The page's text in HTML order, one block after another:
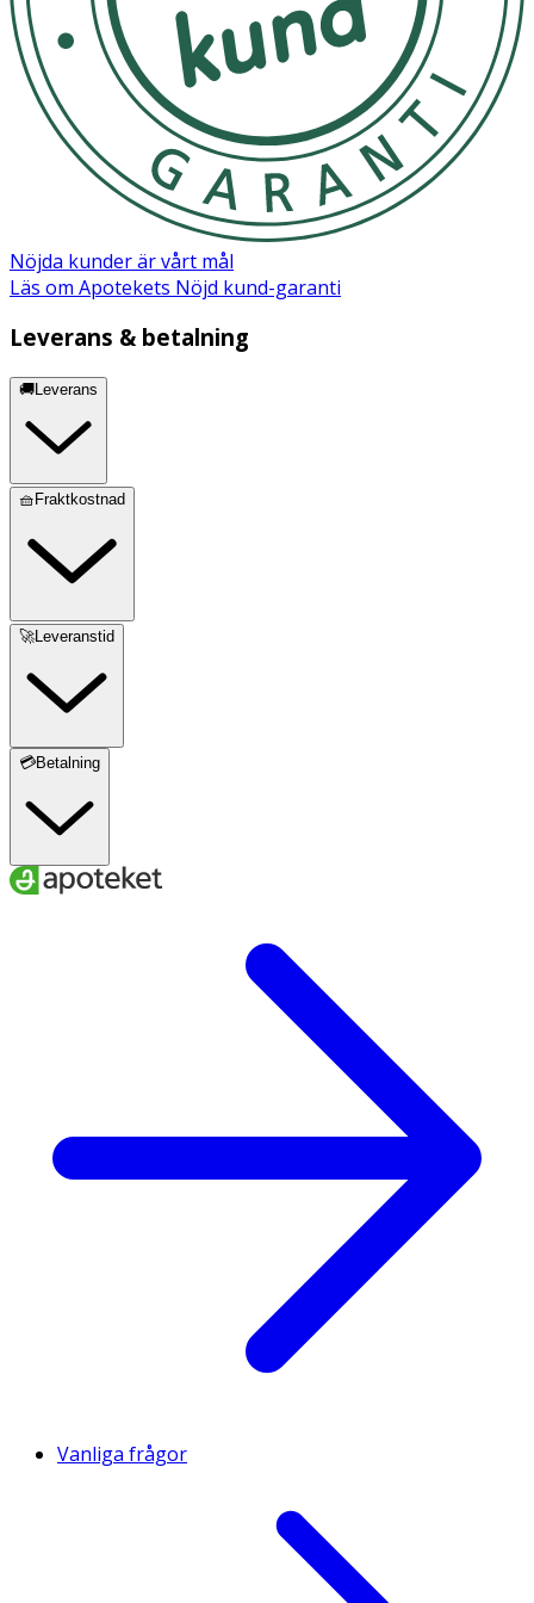
[START/STOP] trycks in tas mätningen och sparas
automatiskt.
- Sitt alldeles tyst och stilla tills mätningen är avslutad.
Förvaring
Förvara blodtrycksmätaren i förvaringsetuiet när den
inte används.
Nöjda kunder är vårt mål
Läs om Apotekets Nöjd kund-garanti
Leverans & betalning
🚚Leverans
🧺Fraktkostnad
🚀Leveranstid
💳Betalning
Vanliga frågor